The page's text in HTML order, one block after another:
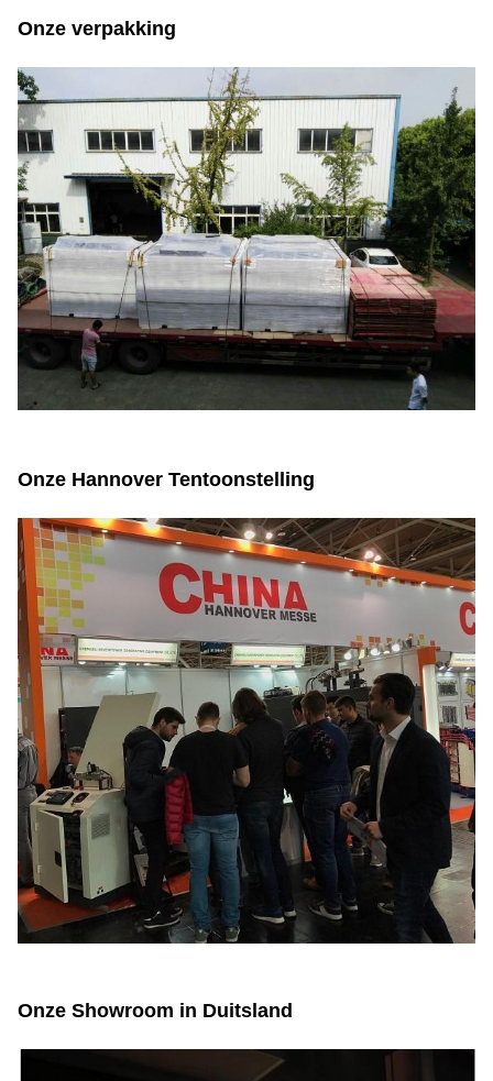
Onze verpakking
Onze Hannover Tentoonstelling
Onze Showroom in Duitsland